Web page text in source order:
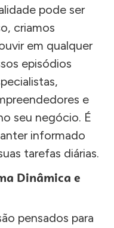
pode ser
criamos
em qualquer
episódios
e
seu negócio. É
informado
tarefas diárias.
Dinâmica e
pensados para